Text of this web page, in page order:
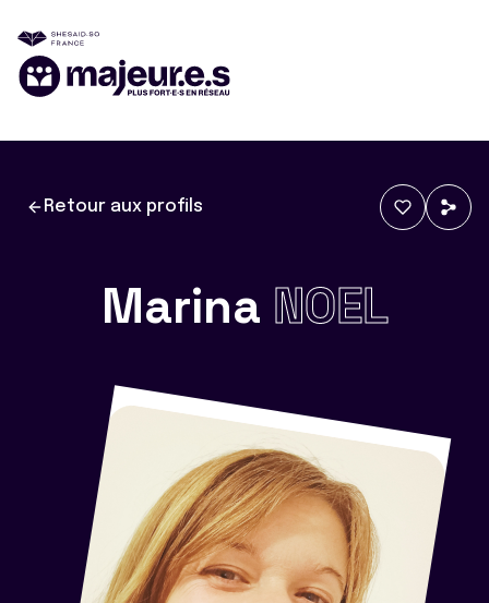
Retour aux profils
Marina NOEL